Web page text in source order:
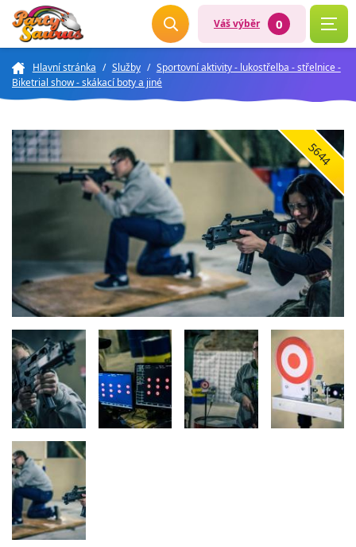
Váš výběr 0
Hlavní stránka / Služby / Sportovní aktivity - lukostřelba - střelnice -
Biketrial show - skákací boty a jiné
5644